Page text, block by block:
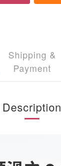
Shipping &
Payment
Description